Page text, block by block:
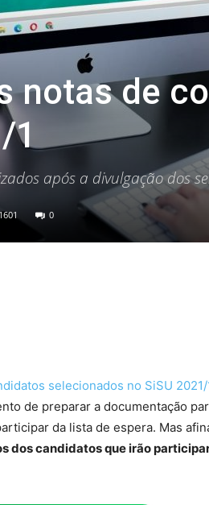
notas de
1
após a divulgação dos
0
selecionados no SiSU 2021/
de preparar a documentação
da lista de espera. Mas
dos candidatos que irão